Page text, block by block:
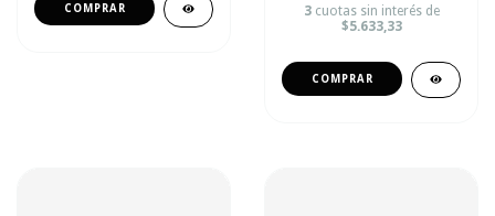
3 cuotas sin interés de
$5.633,33